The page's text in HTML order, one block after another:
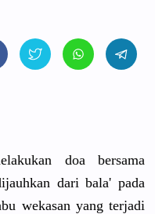
doa bersama
dari bala' pada
wekasan yang terjadi